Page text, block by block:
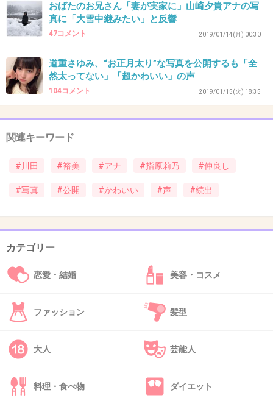
+21 -1
38. 匿名2019/02/10(日) 22:45:53
アメトークの川田アナのスキップもうお腹いっ
年末のアメトークでも春夏秋冬、日本全国まわ
でする事じゃないだろーに。。。
+71
39. 匿名2019/02/10(日) 22:48:52
川田アナぐらい
あざとい人を知らないわ
+40
和歌山大学て…
関西には他にもいっぱい全国区の大学あるのにね
おばたのお兄さん「妻が実家に」山崎夕貴アナの写
真に「大雪中継みたい」と反響
47コメント 2019/01/14(月) 00:30
道重さゆみ、“お正月太り”な写真を公開するも「全
然太ってない」「超かわいい」の声
104コメント 2019/01/15(火) 18:35
関連キーワード
#川田 #裕美 #アナ #指原莉乃 #仲良し
#写真 #公開 #かわいい #声 #続出
カテゴリー
恋愛・結婚 美容・コスメ
ファッション 髪型
大人 芸能人
料理・食べ物 ダイエット